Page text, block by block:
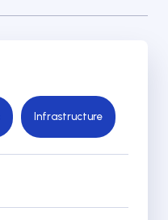
Infrastructure